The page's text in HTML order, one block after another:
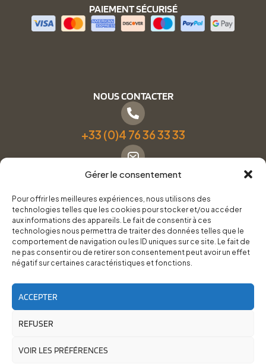
Gérer le consentement
Pour offrir les meilleures expériences, nous utilisons des
technologies telles que les cookies pour stocker et/ou accéder
aux informations des appareils. Le fait de consentir à ces
technologies nous permettra de traiter des données telles que le
comportement de navigation ou les ID uniques sur ce site. Le fait de
ne pas consentir ou de retirer son consentement peut avoir un effet
négatif sur certaines caractéristiques et fonctions.
ACCEPTER
REFUSER
VOIR LES PRÉFÉRENCES
PAIEMENT SÉCURISÉ
NOUS CONTACTER
+33 (0)4 76 36 33 33
Formulaire de contact
Pneus Services Loisirs - Garage Point S - 28 Bd Denfert
Rochereau, 38500 Voiron
RoadTrip Équipement/Pneus Services Loisirs - 2026